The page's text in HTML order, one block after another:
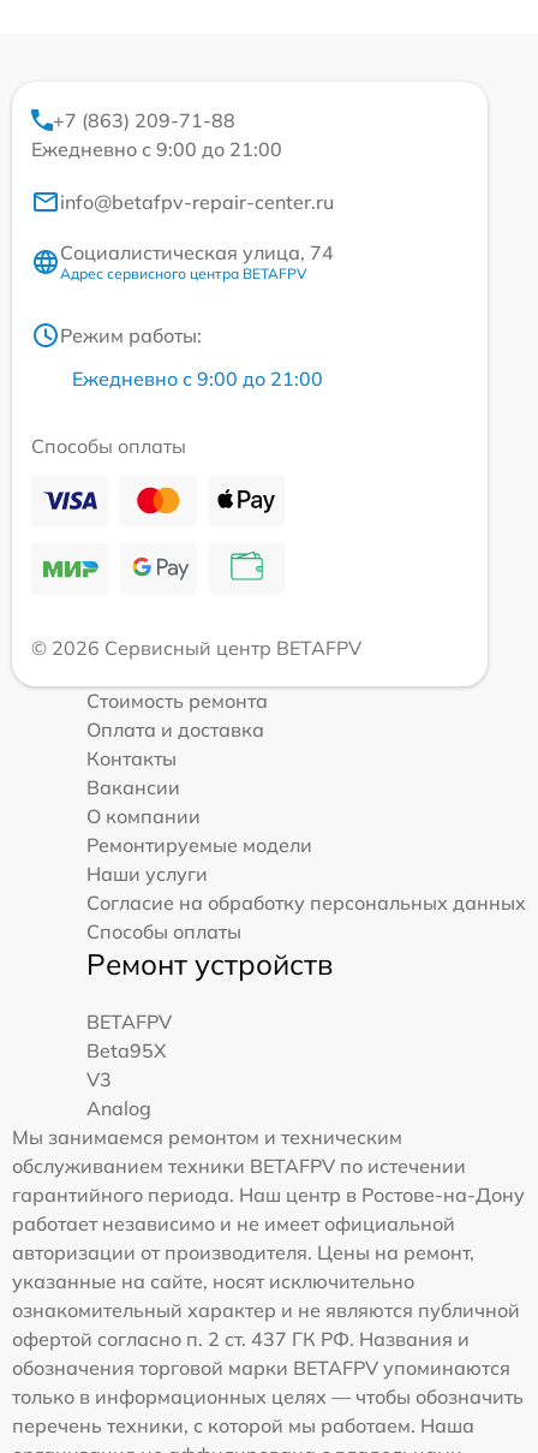
+7 (863) 209-71-88
Ежедневно с 9:00 до 21:00
info@betafpv-repair-center.ru
Социалистическая улица, 74
Адрес сервисного центра BETAFPV
Режим работы:
Ежедневно с 9:00 до 21:00
Способы оплаты
© 2026 Сервисный центр BETAFPV
Стоимость ремонта
Оплата и доставка
Контакты
Вакансии
О компании
Ремонтируемые модели
Наши услуги
Согласие на обработку персональных данных
Способы оплаты
Ремонт устройств
BETAFPV
Beta95X
V3
Analog
Мы занимаемся ремонтом и техническим
обслуживанием техники BETAFPV по истечении
гарантийного периода. Наш центр в Ростове-на-Дону
работает независимо и не имеет официальной
авторизации от производителя. Цены на ремонт,
указанные на сайте, носят исключительно
ознакомительный характер и не являются публичной
офертой согласно п. 2 ст. 437 ГК РФ. Названия и
обозначения торговой марки BETAFPV упоминаются
только в информационных целях — чтобы обозначить
перечень техники, с которой мы работаем. Наша